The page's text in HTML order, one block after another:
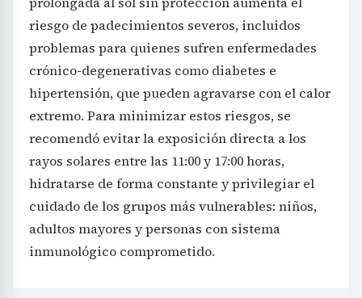
riesgo de padecimientos severos, incluidos
problemas para quienes sufren enfermedades
crónico-degenerativas como diabetes e
hipertensión, que pueden agravarse con el calor
extremo. Para minimizar estos riesgos, se
recomendó evitar la exposición directa a los
rayos solares entre las 11:00 y 17:00 horas,
hidratarse de forma constante y privilegiar el
cuidado de los grupos más vulnerables: niños,
adultos mayores y personas con sistema
inmunológico comprometido.